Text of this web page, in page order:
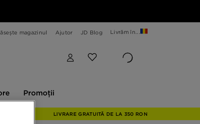
magazinul Ajutor JD Blog Livrăm în...
Promoții
LIVRARE GRATUITĂ DE LA 350 RON